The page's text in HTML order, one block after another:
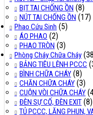
BỊT TAI CHỐNG ỒN (8)
NÚT TAI CHỐNG ỒN (17)
Phao Cứu Sinh (5)
ÁO PHAO (2)
PHAO TRÒN (3)
Phòng Cháy Chữa Cháy
BẢNG TIÊU LỆNH PCCC
BÌNH CHỮA CHÁY (8)
CHĂN CHỮA CHÁY (3)
CUỘN VÒI CHỮA CHÁY
ĐÈN SỰ CỐ, ĐÈN EXIT (8)
TỦ PCCC, LĂNG PHUN,